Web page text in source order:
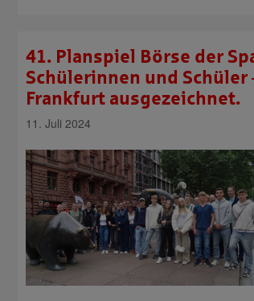
41. Planspiel Börse der
Schülerinnen und Schüler
Frankfurt ausgezeichnet.
11. Juli 2024